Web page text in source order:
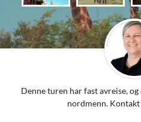
Denne turen har fast avreise,
nordmenn.